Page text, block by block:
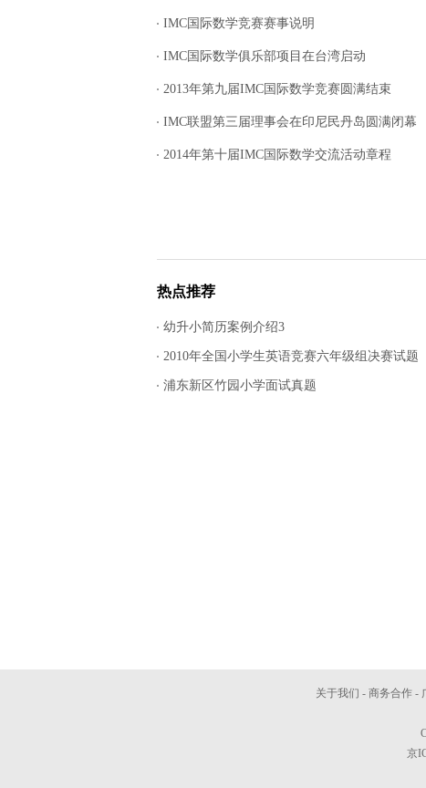
IMC国际数学竞赛赛事说明
IMC国际数学俱乐部项目在台湾启动
2013年第九届IMC国际数学竞赛圆满结束
IMC联盟第三届理事会在印尼民丹岛圆满闭幕
2014年第十届IMC国际数学交流活动章程
热点推荐
幼升小简历案例介绍3
2010年全国小学生英语竞赛六年级组决赛试题
浦东新区竹园小学面试真题
关于我们 - 商务合作 -
京